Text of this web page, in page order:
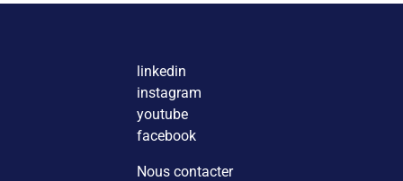
linkedin
instagram
youtube
facebook
Nous contacter